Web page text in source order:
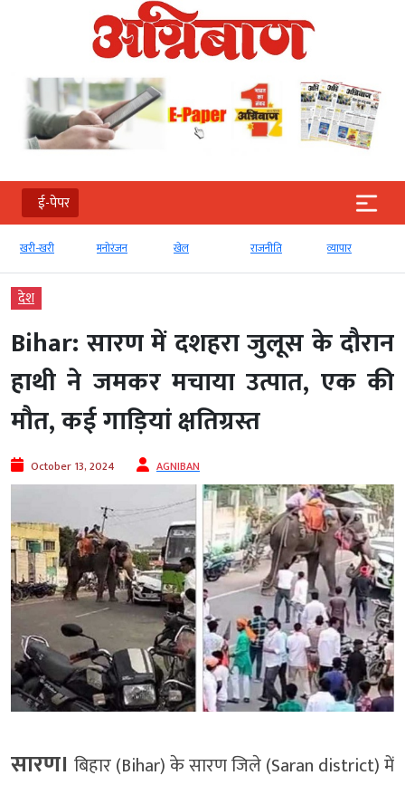
ई-पेपर
खरी-खरी मनोरंजन खेल राजनीति व्‍यापार
देश
Bihar: सारण में दशहरा जुलूस के दौरान
हाथी ने जमकर मचाया उत्पात, एक की
मौत, कई गाड़ियां क्षतिग्रस्त
October 13, 2024 AGNIBAN
सारण। बिहार (Bihar) के सारण जिले (Saran district) में